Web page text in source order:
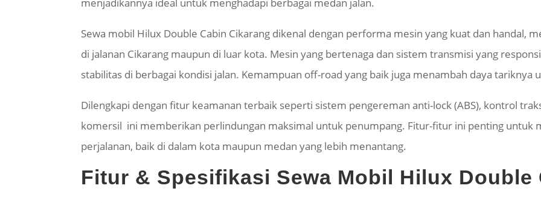
Sewa mobil Hilux Double Cabin Cikarang dikenal dengan performa mesin yang kuat dan handal,
di jalanan Cikarang maupun di luar kota. Mesin yang bertenaga dan sistem transmisi yang
stabilitas di berbagai kondisi jalan. Kemampuan off-road yang baik juga menambah daya tariknya
Dilengkapi dengan fitur keamanan terbaik seperti sistem pengereman anti-lock (ABS), kontrol
komersil ini memberikan perlindungan maksimal untuk penumpang. Fitur-fitur ini penting untuk
perjalanan, baik di dalam kota maupun medan yang lebih menantang.
Fitur & Spesifikasi Sewa Mobil Hilux Double